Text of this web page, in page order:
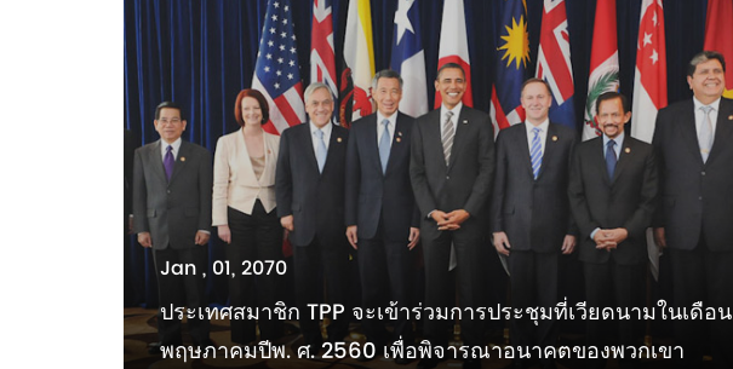
Jan , 01, 2070
ประเทศสมาชิก TPP จะเข้าร่วมการประชุมที่เวียดนามในเดือน
พฤษภาคมปีพ. ศ. 2560 เพื่อพิจารณาอนาคตของพวกเขา